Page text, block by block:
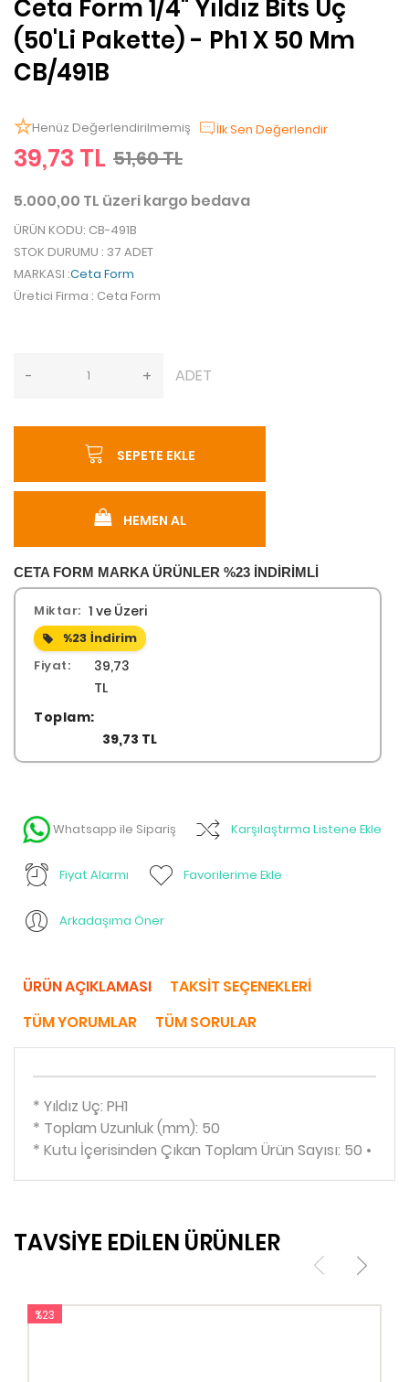
Ceta Form 1/4" Yıldız Bits Uç
(50'Li Pakette) - Ph1 X 50 Mm
CB/491B
Henüz Değerlendirilmemiş İlk Sen Değerlendir
39,73 TL 51,60 TL
5.000,00 TL üzeri kargo bedava
ÜRÜN KODU: CB-491B
STOK DURUMU : 37 ADET
MARKASI :Ceta Form
Üretici Firma : Ceta Form
- + ADET
SEPETE EKLE
HEMEN AL
CETA FORM MARKA ÜRÜNLER %23 İNDİRİMLİ
Miktar: 1 ve Üzeri
%23 İndirim
Fiyat:
39,73
TL
Toplam:
39,73 TL
Whatsapp ile Sipariş Karşılaştırma Listene Ekle
Fiyat Alarmı Favorilerime Ekle
Arkadaşıma Öner
ÜRÜN AÇIKLAMASI
TAKSIT SEÇENEKLERI
TÜM YORUMLAR
TÜM SORULAR
* Yıldız Uç: PH1
* Toplam Uzunluk (mm): 50
* Kutu İçerisinden Çıkan Toplam Ürün Sayısı: 50 •
TAVSİYE EDİLEN ÜRÜNLER
%23